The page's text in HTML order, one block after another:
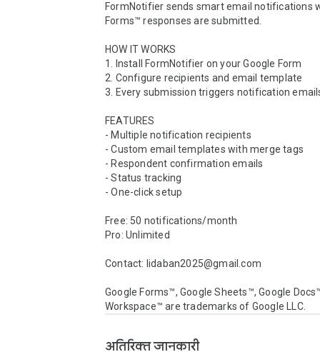
FormNotifier sends smart email notifications
Forms™ responses are submitted.
HOW IT WORKS
1. Install FormNotifier on your Google Form
2. Configure recipients and email template
3. Every submission triggers notification
FEATURES
- Multiple notification recipients
- Custom email templates with merge tags
- Respondent confirmation emails
- Status tracking
- One-click setup
Free: 50 notifications/month
Pro: Unlimited
Contact: lidaban2025@gmail.com
Google Forms™, Google Sheets™, Google
Workspace™ are trademarks of Google LLC.
अतिरिक्त जानकारी